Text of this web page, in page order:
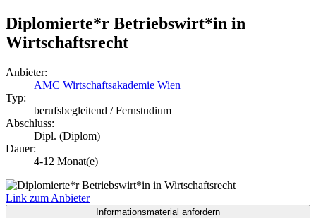
Diplomierte*r Betriebswirt*in in
Wirtschaftsrecht
Anbieter:
AMC Wirtschaftsakademie Wien
Typ:
berufsbegleitend / Fernstudium
Abschluss:
Dipl. (Diplom)
Dauer:
4-12 Monat(e)
Link zum Anbieter